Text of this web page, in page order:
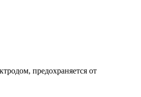
предохраняется от